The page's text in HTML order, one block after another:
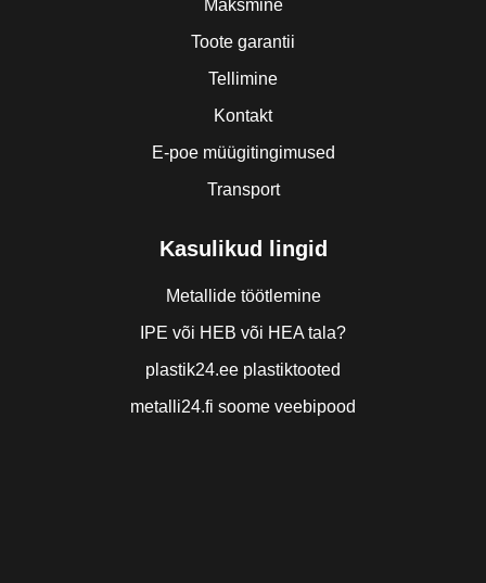
Maksmine
Toote garantii
Tellimine
Kontakt
E-poe müügitingimused
Transport
Kasulikud lingid
Metallide töötlemine
IPE või HEB või HEA tala?
plastik24.ee plastiktooted
metalli24.fi soome veebipood